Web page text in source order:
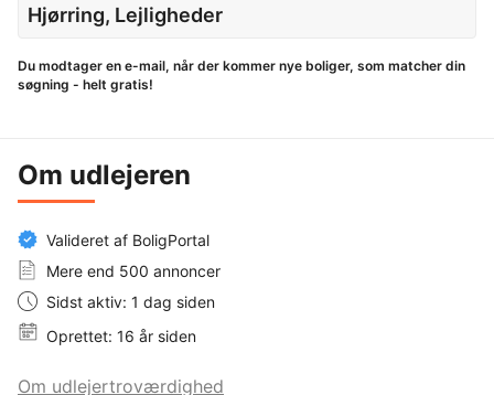
Hjørring, Lejligheder
Du modtager en e-mail, når der kommer nye boliger, som matcher din
søgning - helt gratis!
Om udlejeren
Valideret af BoligPortal
Mere end 500 annoncer
Sidst aktiv: 1 dag siden
Oprettet: 16 år siden
Om udlejertroværdighed